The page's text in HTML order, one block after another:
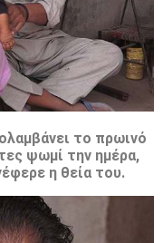
το πρωινό
ψωμί την ημέρα,
η θεία του.